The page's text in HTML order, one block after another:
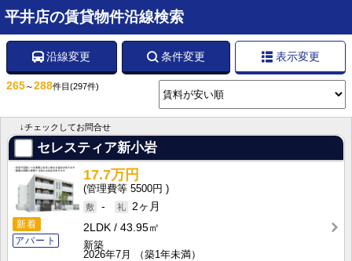
平井店の賃貸物件沿線検索
沿線変更 条件変更 表示変更
265～288件目 (297件)
↓チェックしてお問合せ
セレスティア新小岩
新着
アパート
17.7万円
5500円
-
2ヶ月
2LDK
43.95㎡
新築
2026年7月
（築1年未満）